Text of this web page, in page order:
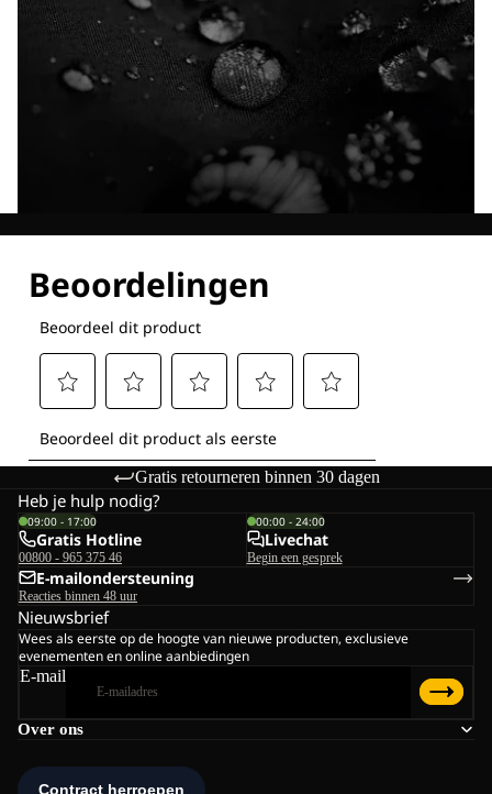
Gratis retourneren binnen 30 dagen
Over ons
Heb je hulp nodig?
09:00 - 17:00
Gratis Hotline
00800 - 965 375 46
00:00 - 24:00
Livechat
Begin een gesprek
E-mailondersteuning
Reacties binnen 48 uur
Nieuwsbrief
Wees als eerste op de hoogte van nieuwe producten, exclusieve
evenementen en online aanbiedingen
E-mail